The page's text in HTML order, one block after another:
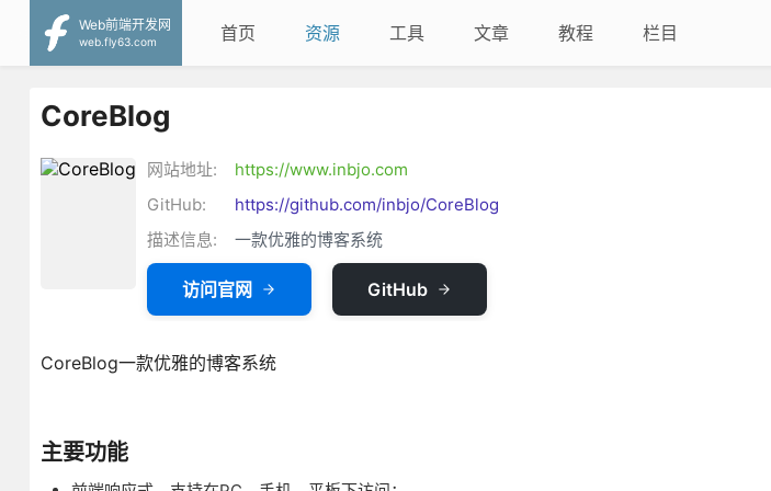
Web前端开发网
web.fly63.com
首页 资源 工具 文章 教程 栏目
CoreBlog
网站地址:
https://www.inbjo.com
GitHub:
https://github.com/inbjo/CoreBlog
描述信息:
一款优雅的博客系统
访问官网 GitHub
CoreBlog一款优雅的博客系统
主要功能